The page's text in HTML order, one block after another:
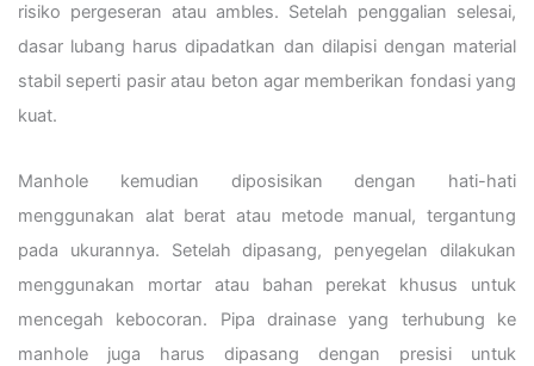
risiko pergeseran atau ambles. Setelah penggalian selesai,
dasar lubang harus dipadatkan dan dilapisi dengan material
stabil seperti pasir atau beton agar memberikan fondasi yang
kuat.
Manhole kemudian diposisikan dengan hati-hati
menggunakan alat berat atau metode manual, tergantung
pada ukurannya. Setelah dipasang, penyegelan dilakukan
menggunakan mortar atau bahan perekat khusus untuk
mencegah kebocoran. Pipa drainase yang terhubung ke
manhole juga harus dipasang dengan presisi untuk